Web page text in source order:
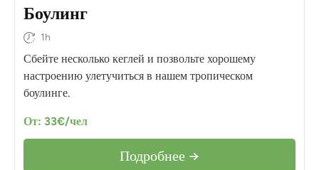
Боулинг
1h
Сбейте несколько кеглей и позвольте хорошему
настроению улетучиться в нашем тропическом
боулинге.
От: 33€/чел
Подробнее →